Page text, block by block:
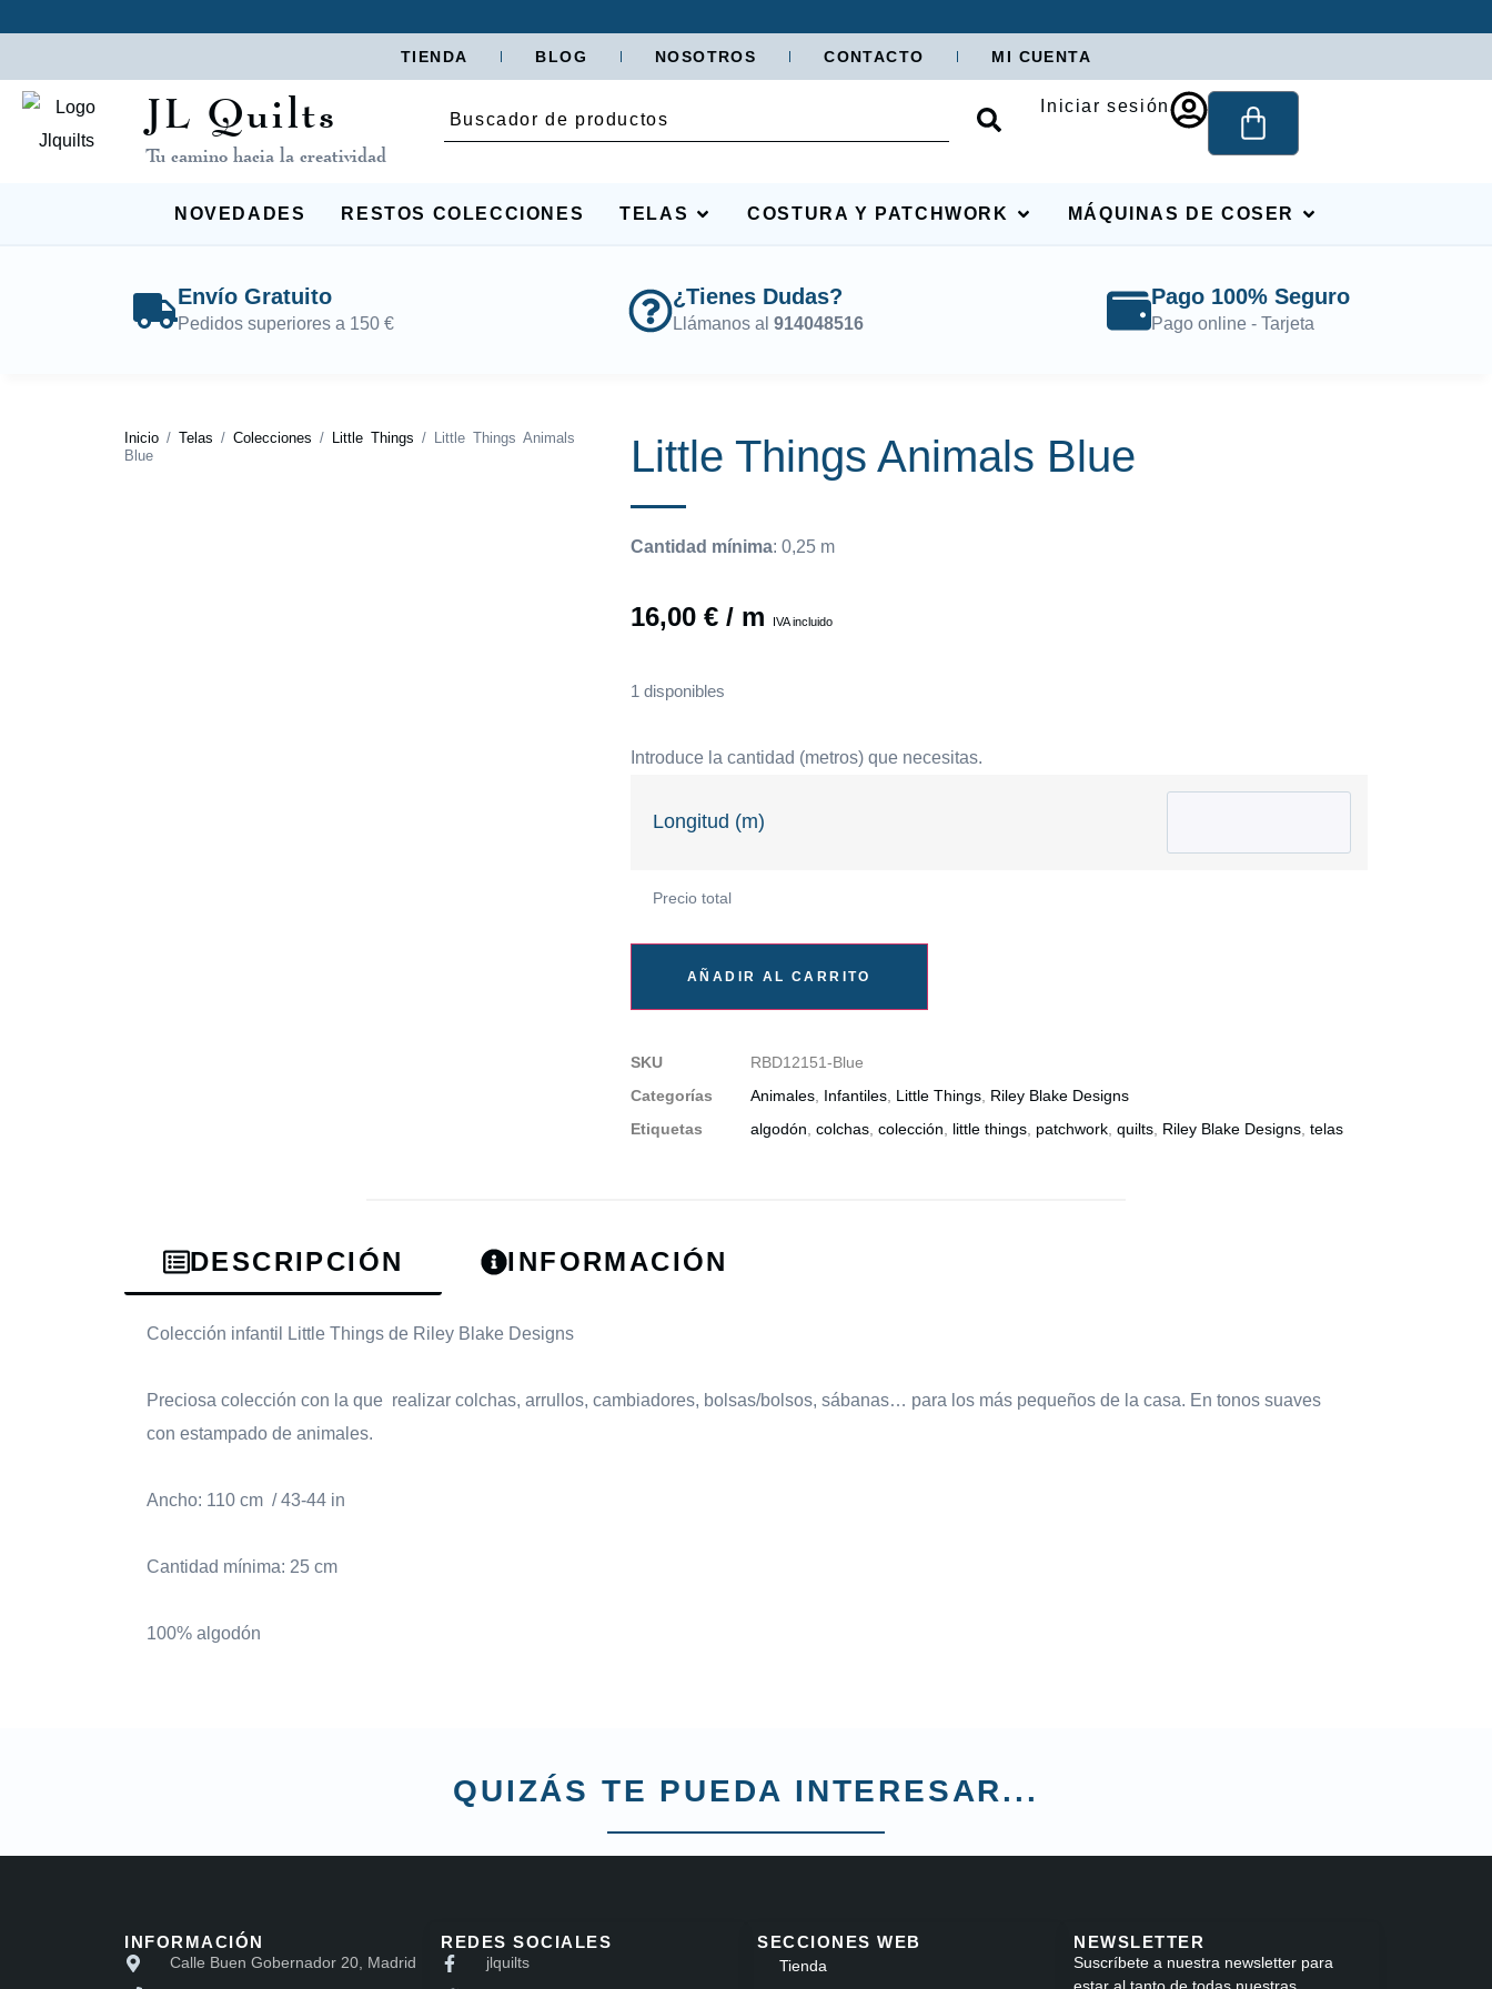
TIENDA BLOG NOSOTROS CONTACTO MI CUENTA
JL Quilts
Tu camino hacia la creatividad
Iniciar sesión
NOVEDADES RESTOS COLECCIONES TELAS COSTURA Y PATCHWORK MÁQUINAS DE COSER
Envío Gratuito
Pedidos superiores a 150 €
¿Tienes Dudas?
Llámanos al 914048516
Pago 100% Seguro
Pago online - Tarjeta
Inicio / Telas / Colecciones / Little Things / Little Things Animals
Blue
Little Things Animals Blue
Cantidad mínima: 0,25 m
16,00 € / m IVA incluido
1 disponibles
Introduce la cantidad (metros) que necesitas.
Longitud (m)
Precio total
AÑADIR AL CARRITO
SKU
RBD12151-Blue
Categorías
Animales Infantiles Little Things Riley Blake Designs
Etiquetas
algodón colchas colección little things patchwork quilts Riley Blake Designs telas
DESCRIPCIÓN INFORMACIÓN
Colección infantil Little Things de Riley Blake Designs
Preciosa colección con la que realizar colchas, arrullos, cambiadores, bolsas/bolsos, sábanas… para los más pequeños de la casa. En tonos suaves
con estampado de animales.
Ancho: 110 cm / 43-44 in
Cantidad mínima: 25 cm
100% algodón
QUIZÁS TE PUEDA INTERESAR...
INFORMACIÓN
Calle Buen Gobernador 20, Madrid
REDES SOCIALES
jlquilts
SECCIONES WEB
Tienda
NEWSLETTER
Suscríbete a nuestra newsletter para